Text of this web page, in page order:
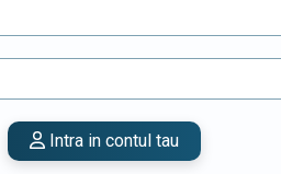
Intra in contul tau